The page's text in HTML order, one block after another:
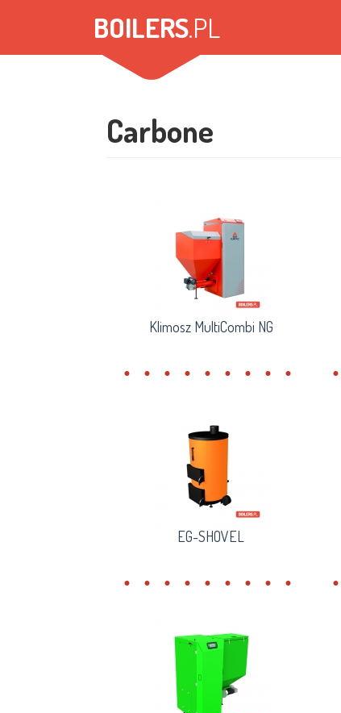
BOILERS.PL
Carbone
Klimosz MultiCombi NG
EG-SHOVEL